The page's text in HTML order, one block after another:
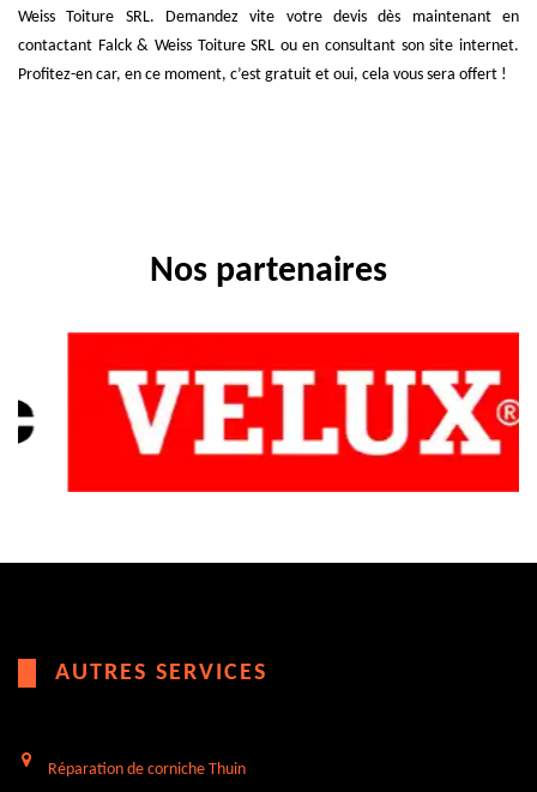
Weiss Toiture SRL. Demandez vite votre devis dès maintenant en
contactant Falck & Weiss Toiture SRL ou en consultant son site internet.
Profitez-en car, en ce moment, c’est gratuit et oui, cela vous sera offert !
Nos partenaires
AUTRES SERVICES
Réparation de corniche Thuin